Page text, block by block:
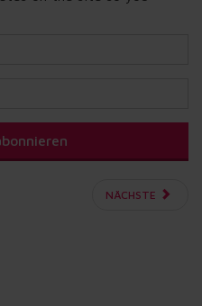
NÄCHSTE